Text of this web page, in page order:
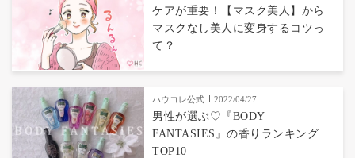
ケアが重要！【マスク美人】から
マスクなし美人に変身するコツっ
て？
ハウコレ公式 2022/04/27
男性が選ぶ♡『BODY
FANTASIES』の香りランキング
TOP10